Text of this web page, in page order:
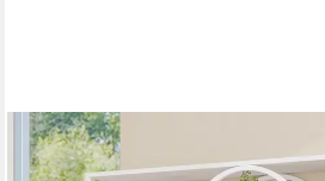
MERAX
Bücherregal Vitrine 180 cm, Modernes